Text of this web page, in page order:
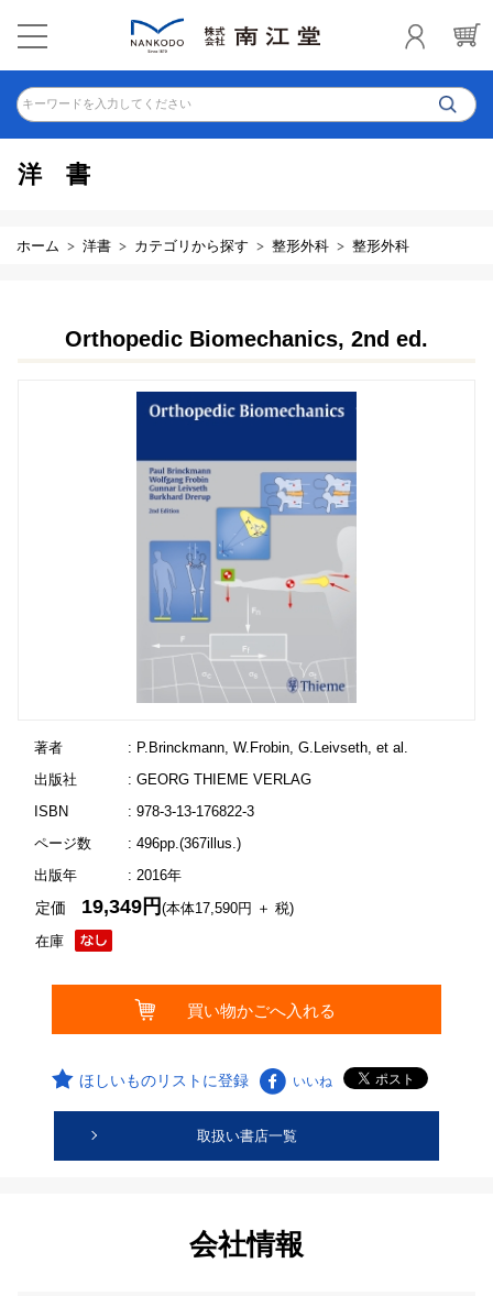
キーワードを入力してください
洋書
ホーム 洋書 カテゴリから探す 整形外科 整形外科
Orthopedic Biomechanics, 2nd ed.
著者
: P.Brinckmann, W.Frobin, G.Leivseth, et al.
出版社
: GEORG THIEME VERLAG
ISBN
: 978-3-13-176822-3
ページ数
: 496pp.(367illus.)
出版年
: 2016年
在庫
定価 19,349円(本体17,590円 ＋ 税)
ほしいものリストに登録 いいね
取扱い書店一覧
会社情報